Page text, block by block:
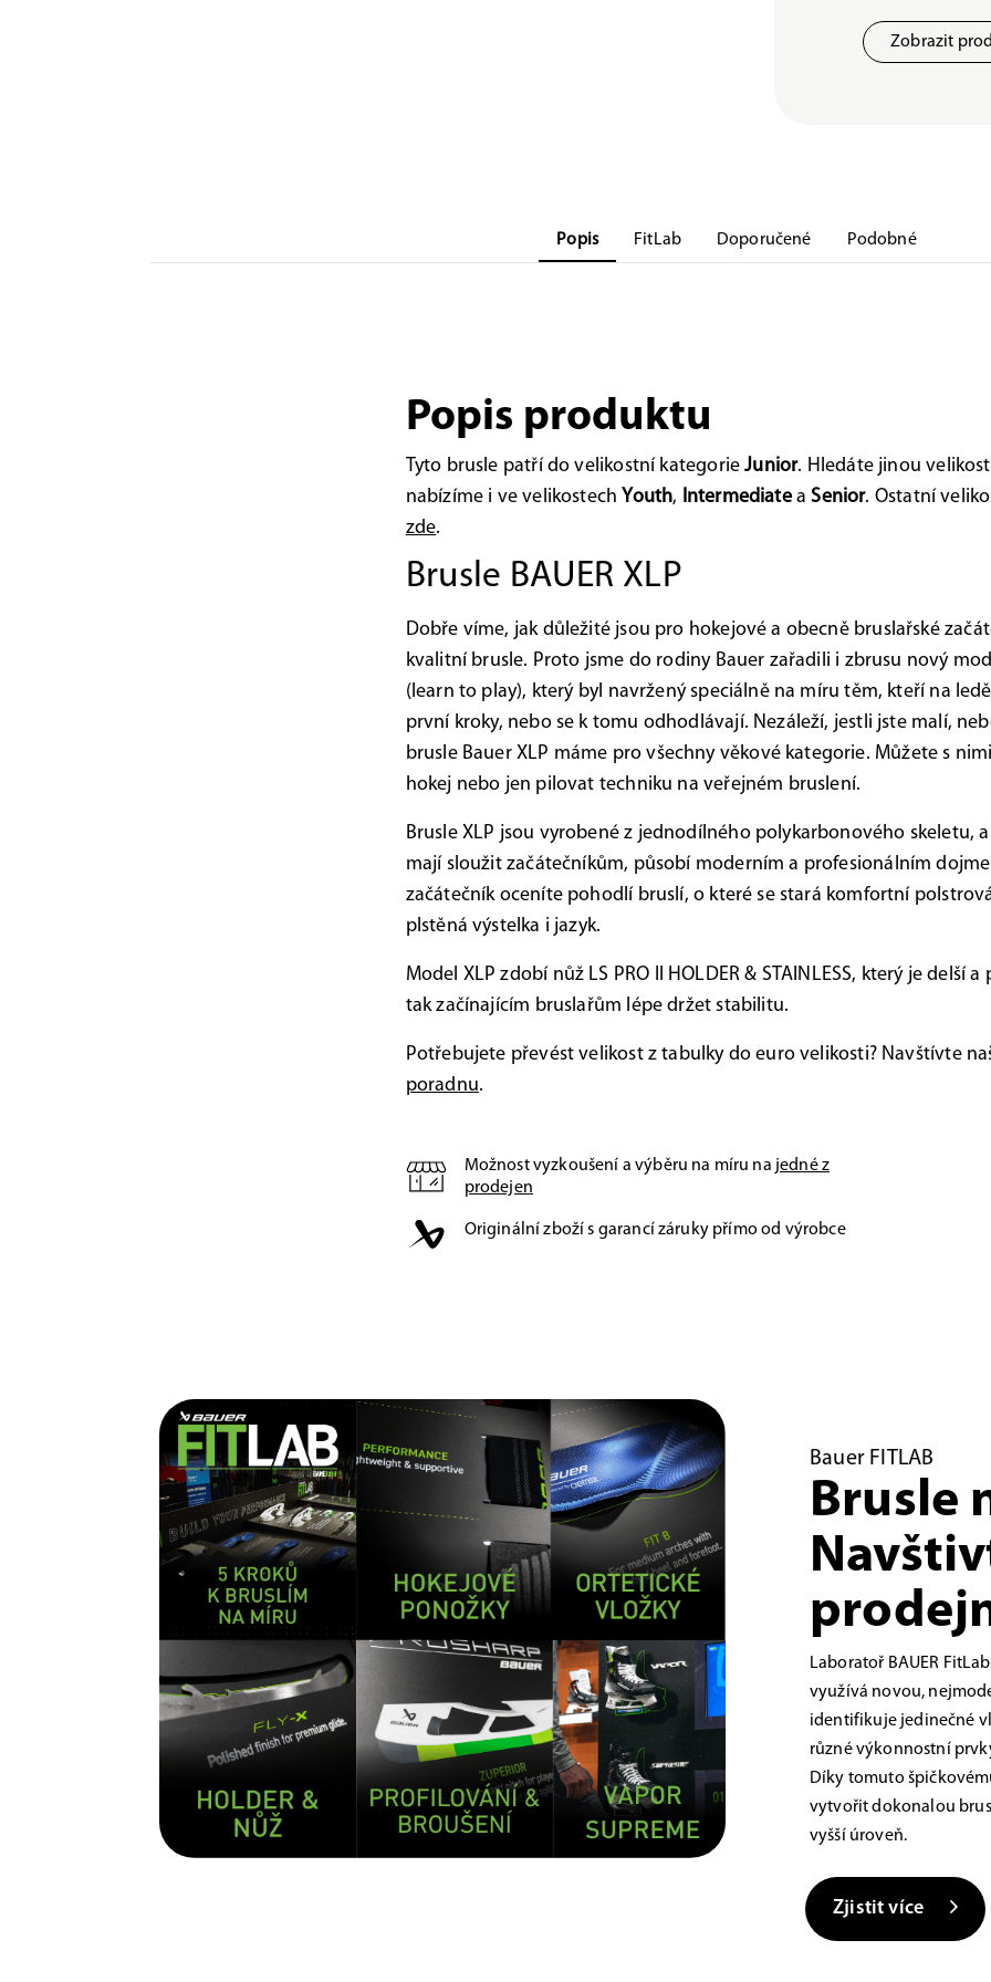
Zobrazit
Popis FitLab Doporučené Podobné
Popis produktu
Tyto brusle patří do velikostní kategorieJunior. Hledáte jinou
nabízíme i ve velikostech Youth, IntermediateaSenior. Ostatní
zde.
Brusle BAUER XLP
Dobře víme, jak důležité jsou pro hokejové a obecně bruslařské
kvalitní brusle. Proto jsme do rodiny Bauer zařadili i zbrusu nový
(learn to play), který byl navržený speciálně na míru těm, kteří na
první kroky, nebo se k tomu odhodlávají. Nezáleží, jestli jste malí,
brusle Bauer XLP máme pro všechny věkové kategorie. Můžete s
hokej nebo jen pilovat techniku na veřejném bruslení.
Brusle XLP jsou vyrobené z jednodílného polykarbonového skeletu,
mají sloužit začátečníkům, působí moderním a profesionálním
začátečník oceníte pohodlí bruslí, o které se stará komfortní
plstěná výstelka i jazyk.
Model XLP zdobí nůž LS PRO II HOLDER & STAINLESS, který je delší
tak začínajícím bruslařům lépe držet stabilitu.
Potřebujete převést velikost z tabulky do euro velikosti? Navštívte
poradnu.
Možnost vyzkoušení a výběru na míru na jedné z
prodejen
Originální zboží s garancí záruky přímo od výrobce
Bauer FITLAB
Brusle
Laboratoř BAUER
využívá novou,
identifikuje jedinečné
různé výkonnostní
Díky tomuto
vytvořit dokonalou
vyšší úroveň.
Zjistit více